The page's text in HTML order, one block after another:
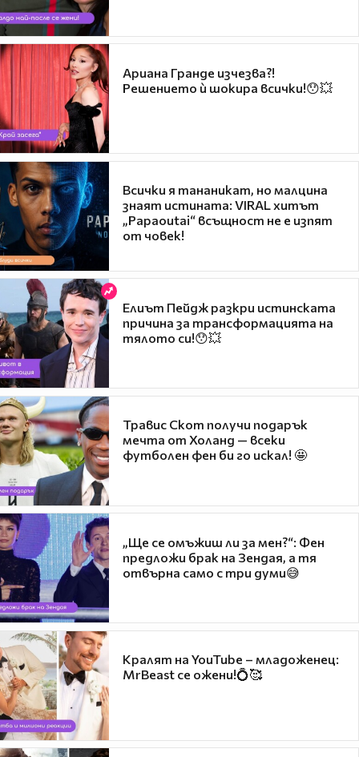
Ариана Гранде изчезва?!
Решението ѝ шокира всички!😯💥
Всички я тананикат, но малцина
знаят истината: VIRAL хитът
„Papaoutai“ всъщност не е изпят
от човек!
Елиът Пейдж разкри истинската
причина за трансформацията на
тялото си!😯💥
Травис Скот получи подарък
мечта от Холанд — всеки
футболен фен би го искал! 🤩
„Ще се омъжиш ли за мен?“: Фен
предложи брак на Зендая, а тя
отвърна само с три думи😅
Кралят на YouTube – младоженец:
MrBeast се ожени!💍🥰